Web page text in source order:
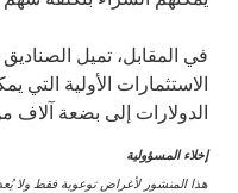
في المقابل، تميل
الاستثمارات الأولية
الدولارات إلى بضعة آلاف
إخلاء المسؤولية
هذا المنشور لأغراض توعوية فقط ولا